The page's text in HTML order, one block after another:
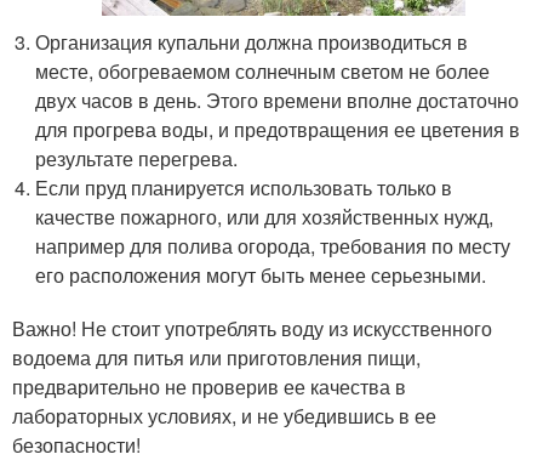
Организация купальни должна производиться в
месте, обогреваемом солнечным светом не более
двух часов в день. Этого времени вполне достаточно
для прогрева воды, и предотвращения ее цветения в
результате перегрева.
Если пруд планируется использовать только в
качестве пожарного, или для хозяйственных нужд,
например для полива огорода, требования по месту
его расположения могут быть менее серьезными.
Важно! Не стоит употреблять воду из искусственного
водоема для питья или приготовления пищи,
предварительно не проверив ее качества в
лабораторных условиях, и не убедившись в ее
безопасности!